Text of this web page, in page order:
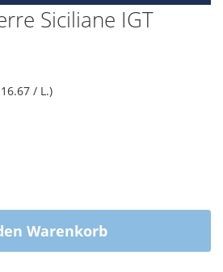
Siciliane IGT
/ L.)
Warenkorb